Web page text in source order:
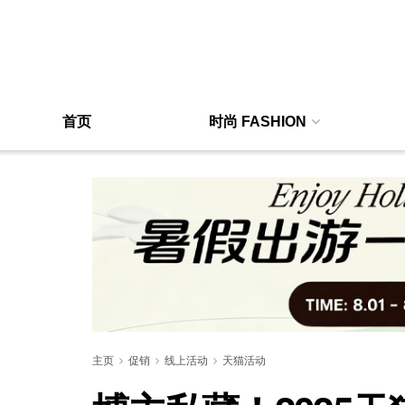
首页 时尚 FASHION
主页 促销 线上活动 天猫活动